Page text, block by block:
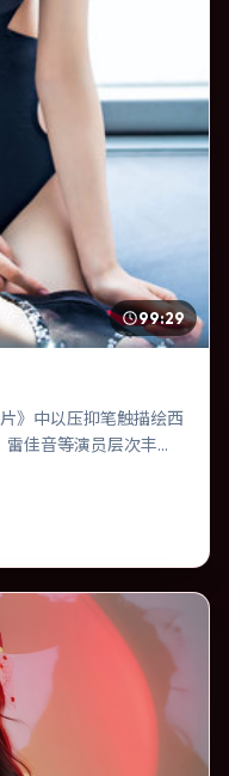
99:29
》中以压抑笔触描绘西
雷佳音等演员层次丰
缝切入，逐步推向不
点克制有力。